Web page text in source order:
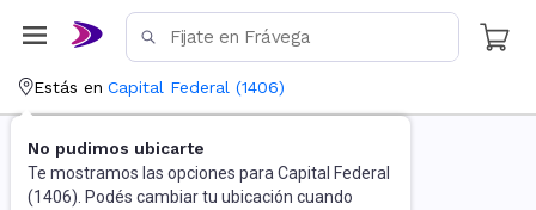
Estás en Capital Federal (1406)
No pudimos ubicarte
Te mostramos las opciones para Capital Federal
(1406). Podés cambiar tu ubicación cuando